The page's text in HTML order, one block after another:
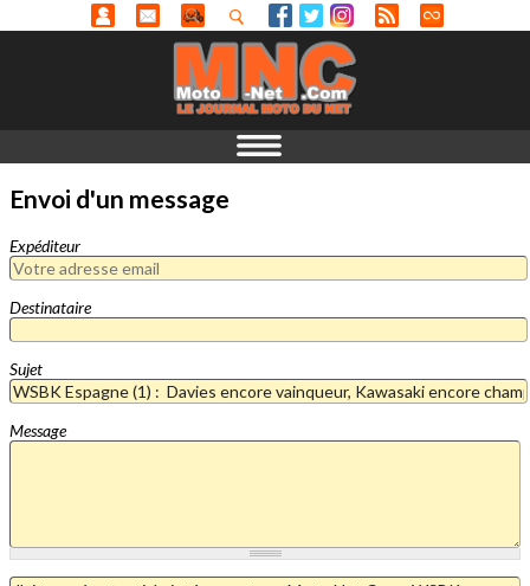
Envoi d'un message
Expéditeur
Destinataire
Sujet
Message